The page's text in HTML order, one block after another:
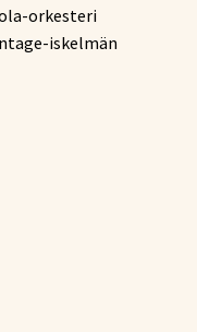
orkesteri
iskelmän